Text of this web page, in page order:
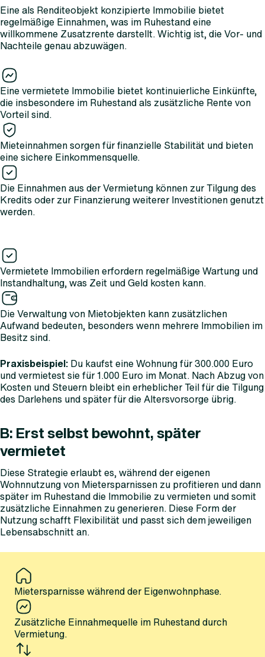
Eine als Renditeobjekt konzipierte Immobilie bietet
regelmäßige Einnahmen, was im Ruhestand eine
willkommene Zusatzrente darstellt. Wichtig ist, die Vor- und
Nachteile genau abzuwägen.
Eine vermietete Immobilie bietet kontinuierliche Einkünfte,
die insbesondere im Ruhestand als zusätzliche Rente von
Vorteil sind.
Mieteinnahmen sorgen für finanzielle Stabilität und bieten
eine sichere Einkommensquelle.
Die Einnahmen aus der Vermietung können zur Tilgung des
Kredits oder zur Finanzierung weiterer Investitionen genutzt
werden.
Vermietete Immobilien erfordern regelmäßige Wartung und
Instandhaltung, was Zeit und Geld kosten kann.
Die Verwaltung von Mietobjekten kann zusätzlichen
Aufwand bedeuten, besonders wenn mehrere Immobilien im
Besitz sind.
Praxisbeispiel: Du kaufst eine Wohnung für 300.000 Euro
und vermietest sie für 1.000 Euro im Monat. Nach Abzug von
Kosten und Steuern bleibt ein erheblicher Teil für die Tilgung
des Darlehens und später für die Altersvorsorge übrig.
B: Erst selbst bewohnt, später
vermietet
Diese Strategie erlaubt es, während der eigenen
Wohnnutzung von Mietersparnissen zu profitieren und dann
später im Ruhestand die Immobilie zu vermieten und somit
zusätzliche Einnahmen zu generieren. Diese Form der
Nutzung schafft Flexibilität und passt sich dem jeweiligen
Lebensabschnitt an.
Mietersparnisse während der Eigenwohnphase.
Zusätzliche Einnahmequelle im Ruhestand durch
Vermietung.